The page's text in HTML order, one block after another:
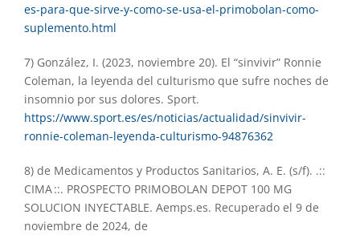
es-para-que-sirve-y-como-se-usa-el-primobolan-como-
suplemento.html
7) González, I. (2023, noviembre 20). El “sinvivir” Ronnie
Coleman, la leyenda del culturismo que sufre noches de
insomnio por sus dolores. Sport.
https://www.sport.es/es/noticias/actualidad/sinvivir-
ronnie-coleman-leyenda-culturismo-94876362
8) de Medicamentos y Productos Sanitarios, A. E. (s/f). .::
CIMA ::. PROSPECTO PRIMOBOLAN DEPOT 100 MG
SOLUCION INYECTABLE. Aemps.es. Recuperado el 9 de
noviembre de 2024, de